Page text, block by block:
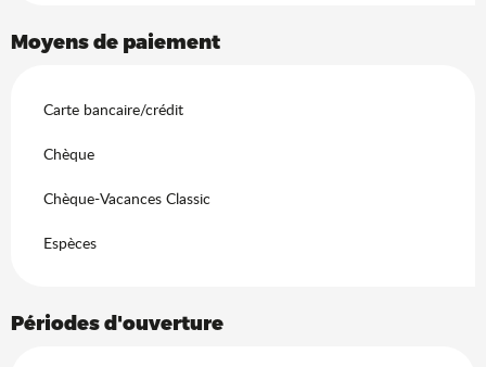
Moyens de paiement
Carte bancaire/crédit
Chèque
Chèque-Vacances Classic
Espèces
Périodes d'ouverture